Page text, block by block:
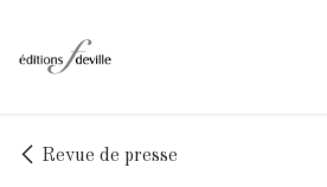
Revue de presse